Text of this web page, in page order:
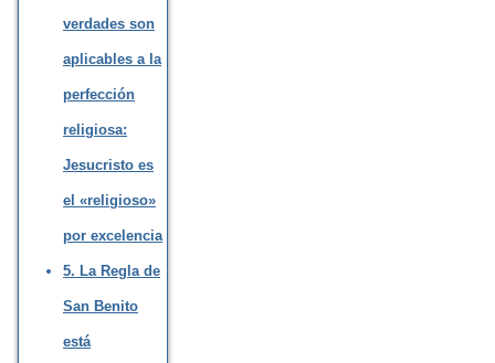
verdades son
aplicables a la
perfección
religiosa:
Jesucristo es
el «religioso»
por excelencia
5. La Regla de
San Benito
está